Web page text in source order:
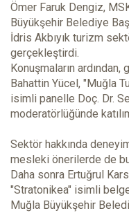
Ömer Faruk Dengiz,
Büyükşehir Belediye
İdris Akbıyık turizm
gerçekleştirdi.
Konuşmaların
Bahattin Yücel, "Muğla
isimli panelle Doç. Dr.
moderatörlüğünde
Sektör hakkında
mesleki önerilerde de
Daha sonra Ertuğrul
"Stratonikea" isimli
Muğla Büyükşehir